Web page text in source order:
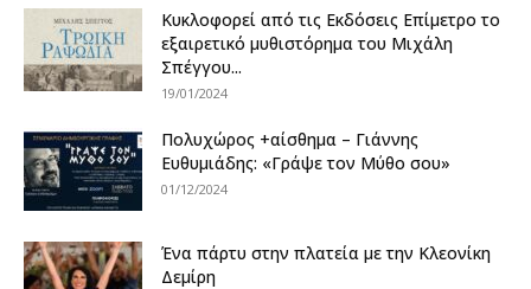
Κυκλοφορεί από τις Εκδόσεις Επίμετρο το
εξαιρετικό μυθιστόρημα του Μιχάλη
Σπέγγου...
19/01/2024
Πολυχώρος +αίσθημα – Γιάννης
Ευθυμιάδης: «Γράψε τον Μύθο σου»
01/12/2024
Ένα πάρτυ στην πλατεία με την Κλεονίκη
Δεμίρη